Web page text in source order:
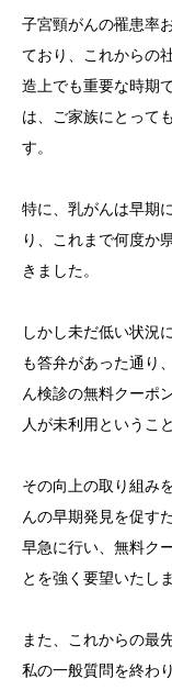
子宮頸がんの罹患率
ており、これからの
造上でも重要な時期
は、ご家族にとって
す。
特に、乳がんは早期
り、これまで何度か
きました。
しかし未だ低い状況
も答弁があった通り
ん検診の無料クーポ
人が未利用というこ
その向上の取り組み
んの早期発見を促す
早急に行い、無料ク
とを強く要望いたしま
また、これからの最
私の一般質問を終わ